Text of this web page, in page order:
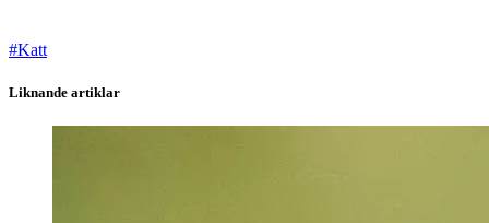
#Katt
Liknande artiklar